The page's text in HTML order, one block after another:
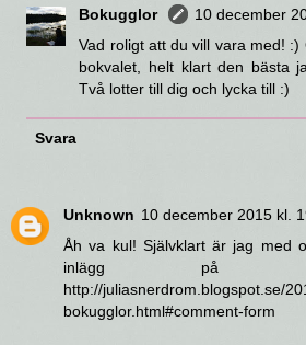
Bokugglor
10 december
Vad roligt att du vill vara med!
bokvalet, helt klart den bästa
Två lotter till dig och lycka till :)
Svara
Unknown 10 december 2015 kl.
Åh va kul! Självklart är jag med
inlägg på
http://juliasnerdrom.blogspot.se/
bokugglor.html#comment-form